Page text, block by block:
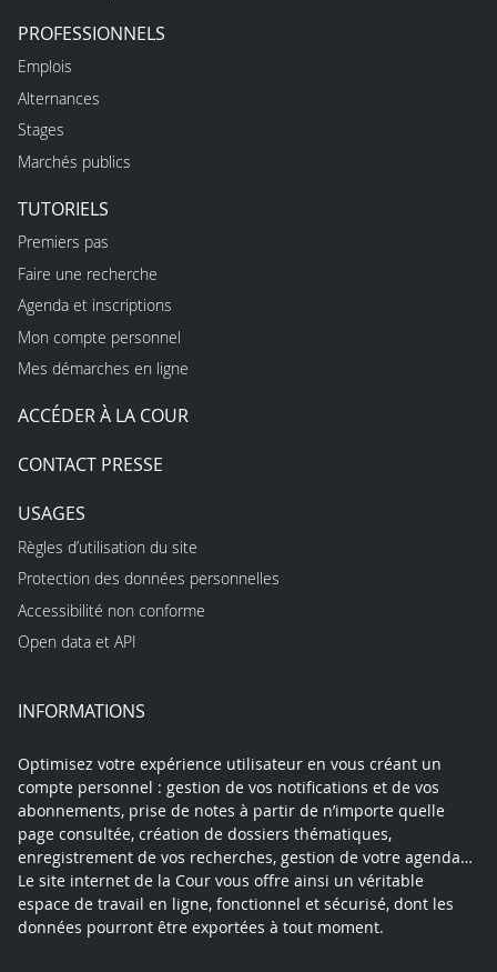
PROFESSIONNELS
Emplois
Alternances
Stages
Marchés publics
TUTORIELS
Premiers pas
Faire une recherche
Agenda et inscriptions
Mon compte personnel
Mes démarches en ligne
ACCÉDER À LA COUR
CONTACT PRESSE
USAGES
Règles d’utilisation du site
Protection des données personnelles
Accessibilité non conforme
Open data et API
INFORMATIONS
Optimisez votre expérience utilisateur en vous créant un
compte personnel : gestion de vos notifications et de vos
abonnements, prise de notes à partir de n’importe quelle
page consultée, création de dossiers thématiques,
enregistrement de vos recherches, gestion de votre agenda…
Le site internet de la Cour vous offre ainsi un véritable
espace de travail en ligne, fonctionnel et sécurisé, dont les
données pourront être exportées à tout moment.